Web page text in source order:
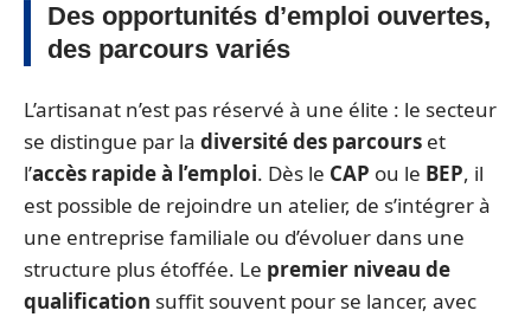
Des opportunités d’emploi ouvertes,
des parcours variés
L’artisanat n’est pas réservé à une élite : le secteur
se distingue par la diversité des parcours et
l’accès rapide à l’emploi. Dès le CAP ou le BEP, il
est possible de rejoindre un atelier, de s’intégrer à
une entreprise familiale ou d’évoluer dans une
structure plus étoffée. Le premier niveau de
qualification suffit souvent pour se lancer, avec